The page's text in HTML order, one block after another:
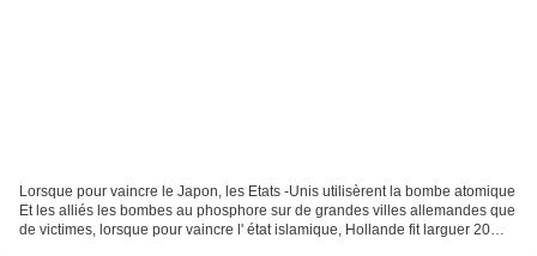
Lorsque pour vaincre le Japon, les Etats -Unis utilisèrent la bombe atomique
Et les alliés les bombes au phosphore sur de grandes villes allemandes que
de victimes, lorsque pour vaincre l' état islamique, Hollande fit larguer 20